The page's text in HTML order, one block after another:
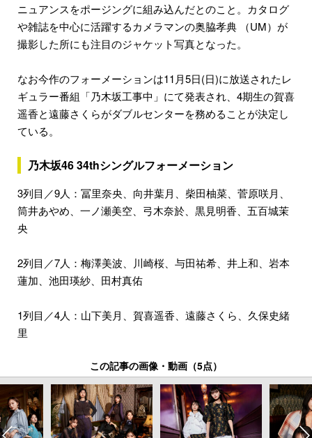
ニュアンスをポージングに組み込んだとのこと。カタログ
や雑誌を中心に活躍するカメラマンの奥脇孝典 （UM）が
撮影した所にも注目のジャケット写真となった。
なお今作のフォーメーションは11月5日(日)に放送されたレ
ギュラー番組「乃木坂工事中」にて発表され、4期生の賀喜
遥香と遠藤さくらがダブルセンターを務めることが決定し
ている。
乃木坂4634thシングルフォーメーション
3列目／9人：冨里奈央、向井葉月、柴田柚菜、菅原咲月、
筒井あやめ、一ノ瀬美空、弓木奈於、黒見明香、五百城茉
央
2列目／7人：梅澤美波、川崎桜、与田祐希、井上和、岩本
蓮加、池田瑛紗、田村真佑
1列目／4人：山下美月、賀喜遥香、遠藤さくら、久保史緒
里
この記事の画像・動画（5点）